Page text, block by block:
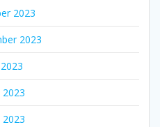
2023
2023
2023
2023